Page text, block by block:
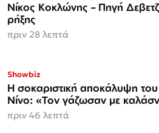
Νίκος Κοκλώνης – Πηγή
ρήξης
πριν 28 λεπτά
Showbiz
Η σοκαριστική αποκάλυψη του
Νίνο: «Τον γάζωσαν με
πριν 46 λεπτά